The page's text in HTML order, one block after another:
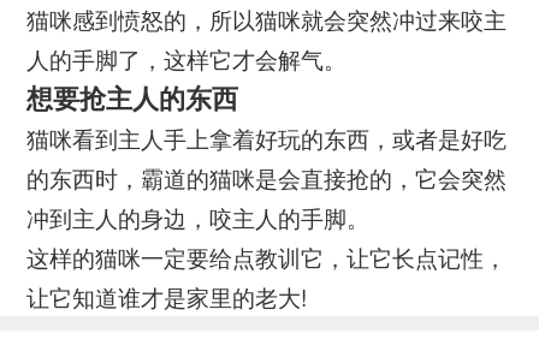
猫咪感到愤怒的，所以猫咪就会突然冲过来咬主
人的手脚了，这样它才会解气。
想要抢主人的东西
猫咪看到主人手上拿着好玩的东西，或者是好吃
的东西时，霸道的猫咪是会直接抢的，它会突然
冲到主人的身边，咬主人的手脚。
这样的猫咪一定要给点教训它，让它长点记性，
让它知道谁才是家里的老大!